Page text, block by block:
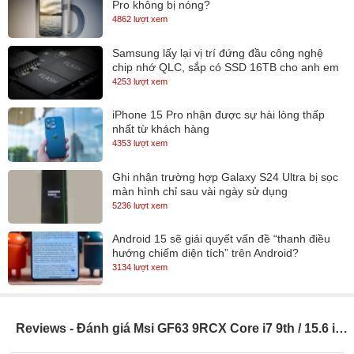
chỉ như những laptop 14 inch.
Với công nghệ IPS, bạn sẽ được tận hưởng tựa game yêu thích
game yêu thích xuất hiện một cách hoàn hảo.
Pro không bị nóng?
4862 lượt xem
Samsung lấy lại vị trí đứng đầu công nghệ
chip nhớ QLC, sắp có SSD 16TB cho anh em
lưu trữ
4253 lượt xem
iPhone 15 Pro nhận được sự hài lòng thấp
nhất từ khách hàng
4353 lượt xem
Ghi nhận trường hợp Galaxy S24 Ultra bị sọc
màn hình chỉ sau vài ngày sử dụng
5236 lượt xem
Android 15 sẽ giải quyết vấn đề “thanh điều
hướng chiếm diện tích” trên Android?
3134 lượt xem
Reviews - Đánh giá Msi GF63 9RCX Core i7 9th / 15.6 inch (Model 2019)